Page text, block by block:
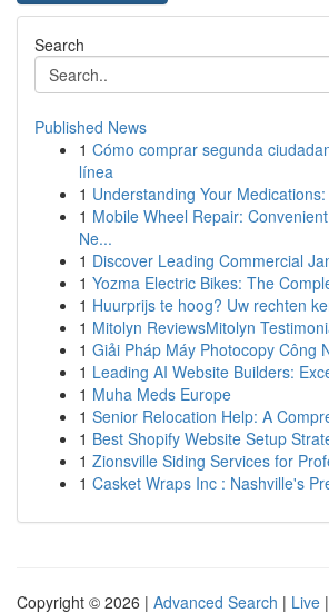
Search
Published News
1 Cómo comprar segunda
línea
1 Understanding Your
1 Mobile Wheel Repair:
Ne...
1 Discover Leading Commercial
1 Yozma Electric Bikes: The
1 Huurprijs te hoog? Uw rechten
1 Mitolyn ReviewsMitolyn
1 Giải Pháp Máy Photocopy Công
1 Leading AI Website Builders:
1 Muha Meds Europe
1 Senior Relocation Help: A
1 Best Shopify Website Setup
1 Zionsville Siding Services for
1 Casket Wraps Inc : Nashville's
Copyright © 2026 | Advanced Search | Live |